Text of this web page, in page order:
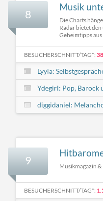
8
Musik
Die Charts
Radar bietet
Geheimtipps aus
BESUCHERSCHNITT/TAG*: 38
Lyyla:
Ydegirl: Pop, Barock
diggidaniel:
9 Musikmagazin
BESUCHERSCHNITT/TAG*: